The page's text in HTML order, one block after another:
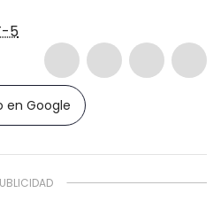
5
en Google